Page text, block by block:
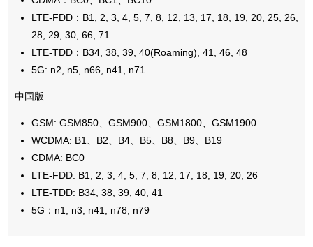
LTE-FDD：B1, 2, 3, 4, 5, 7, 8, 12, 13, 17, 18, 19, 20, 25, 26,
28, 29, 30, 66, 71
LTE-TDD：B34, 38, 39, 40(Roaming), 41, 46, 48
5G: n2, n5, n66, n41, n71
中国版
GSM: GSM850、GSM900、GSM1800、GSM1900
WCDMA: B1、B2、B4、B5、B8、B9、B19
CDMA: BC0
LTE-FDD: B1, 2, 3, 4, 5, 7, 8, 12, 17, 18, 19, 20, 26
LTE-TDD: B34, 38, 39, 40, 41
5G：n1, n3, n41, n78, n79